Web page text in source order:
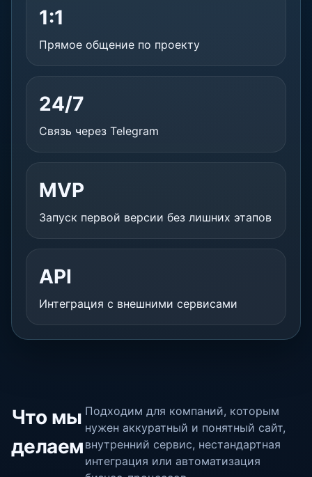
1:1
Прямое общение по проекту
24/7
Связь через Telegram
MVP
Запуск первой версии без лишних этапов
API
Интеграция с внешними сервисами
Что мы
делаем
Подходим для компаний, которым
нужен аккуратный и понятный сайт,
внутренний сервис, нестандартная
интеграция или автоматизация